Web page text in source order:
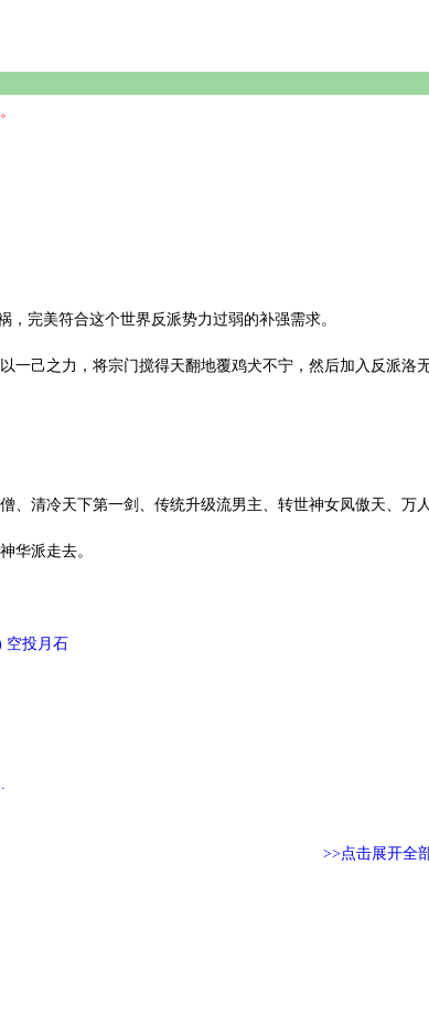
完美符合这个世界反派势力过弱的补强需求。
一己之力，将宗门搅得天翻地覆鸡犬不宁，然后加入反派洛
、清冷天下第一剑、传统升级流男主、转世神女凤傲天、万
华派走去。
空投月石
>>点击展开全